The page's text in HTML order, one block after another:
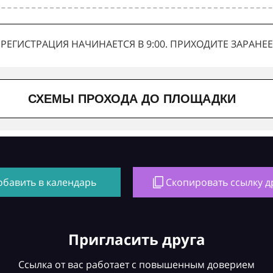
РЕГИСТРАЦИЯ НАЧИНАЕТСЯ В 9:00. ПРИХОДИТЕ ЗАРАНЕЕ
СХЕМЫ ПРОХОДА ДО ПЛОЩАДКИ
в календарь Скопировать ссылку
Пригласить друга
Ссылка от вас работает с повышенным доверием